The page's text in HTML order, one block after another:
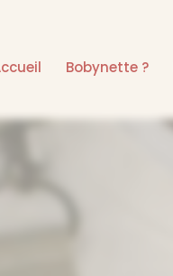
Bobynette ?